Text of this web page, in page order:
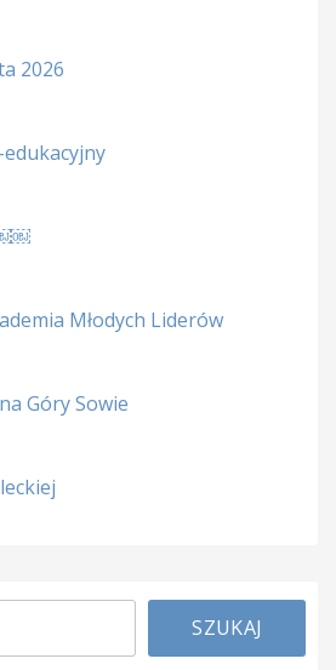
2026
Młodych Liderów
Góry Sowie
SZUKAJ